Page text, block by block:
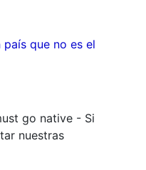
que no es el
go native - Si
nuestras